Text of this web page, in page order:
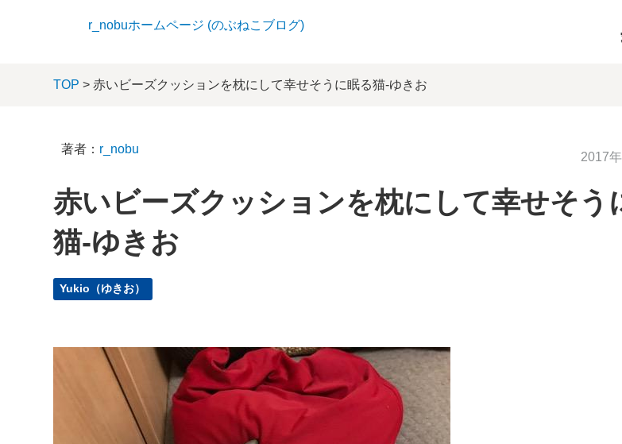
r_nobuホームページ (のぶねこブログ)
TOP > 赤いビーズクッションを枕にして幸せそうに眠る猫-ゆきお
著者： r_nobu
2017
赤いビーズクッションを枕にして幸せそう
猫-ゆきお
Yukio（ゆきお）